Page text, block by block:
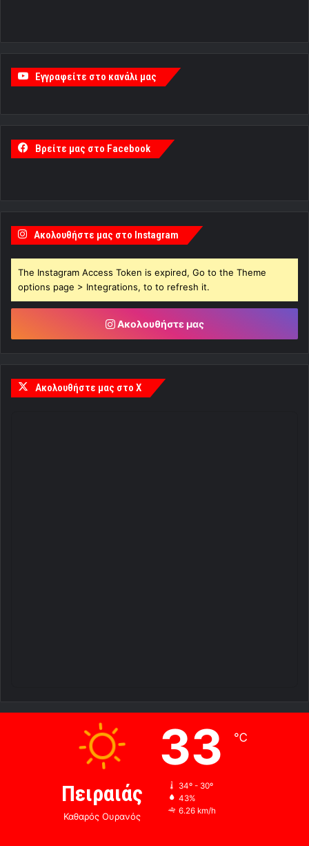
Εγγραφείτε στο κανάλι μας
Βρείτε μας στο Facebook
Ακολουθήστε μας στο Instagram
The Instagram Access Token is expired, Go to the Theme
options page > Integrations, to to refresh it.
Ακολουθήστε μας
Ακολουθήστε μας στο X
Πειραιάς
Καθαρός Ουρανός
33 ℃
34º - 30º
43%
6.26 km/h